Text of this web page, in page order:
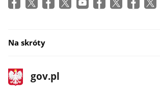
Na skróty
stopka
gov.pl
Strona
gov.pl